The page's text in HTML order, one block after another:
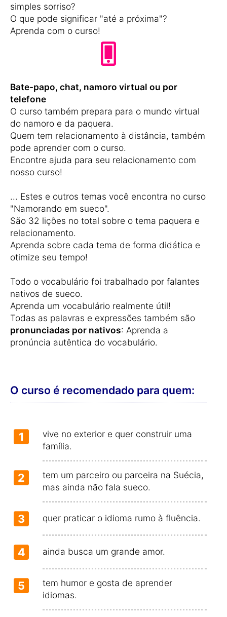
simples sorriso?
O que pode significar "até a próxima"?
Aprenda com o curso!
Bate-papo, chat, namoro virtual ou por
telefone
O curso também prepara para o mundo virtual
do namoro e da paquera.
Quem tem relacionamento à distância, também
pode aprender com o curso.
Encontre ajuda para seu relacionamento com
nosso curso!
... Estes e outros temas você encontra no curso
"Namorando em sueco".
São 32 lições no total sobre o tema paquera e
relacionamento.
Aprenda sobre cada tema de forma didática e
otimize seu tempo!
Todo o vocabulário foi trabalhado por falantes
nativos de sueco.
Aprenda um vocabulário realmente útil!
Todas as palavras e expressões também são
pronunciadas por nativos: Aprenda a
pronúncia autêntica do vocabulário.
O curso é recomendado para quem:
1
vive no exterior e quer construir uma
família.
2
tem um parceiro ou parceira na Suécia,
mas ainda não fala sueco.
3 quer praticar o idioma rumo à fluência.
4 ainda busca um grande amor.
5
tem humor e gosta de aprender
idiomas.